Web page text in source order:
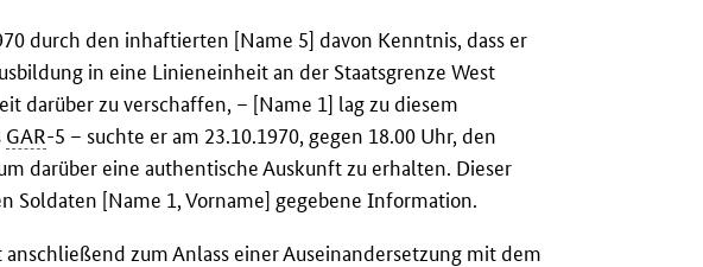
durch den inhaftierten [Name 5] davon Kenntnis, dass er
in eine Linieneinheit an der Staatsgrenze West
darüber zu verschaffen, – [Name 1] lag zu diesem
GAR-5 – suchte er am 23.10.1970, gegen 18.00 Uhr, den
darüber eine authentische Auskunft zu erhalten. Dieser
Soldaten [Name 1, Vorname] gegebene Information.
zum Anlass einer Auseinandersetzung mit dem